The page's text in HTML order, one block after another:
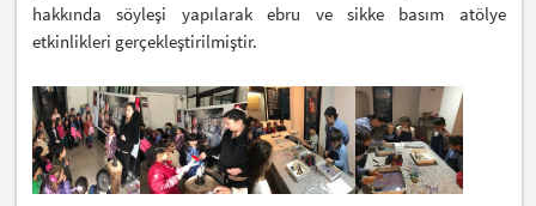
hakkında söyleşi yapılarak ebru ve sikke basım atölye
etkinlikleri gerçekleştirilmiştir.